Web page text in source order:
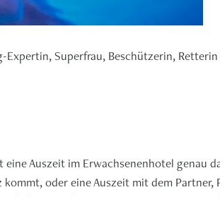
Superfrau, Beschützerin,
Auszeit im Erwachsenenhotel genau
oder eine Auszeit mit dem Partner,